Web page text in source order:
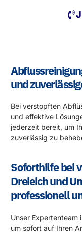
und
Bei verstopften
und effektive
jederzeit bereit, um
zuverlässig zu
Soforthilfe bei
Dreieich und
professionell
Unser Expertenteam
um sofort auf Ihren